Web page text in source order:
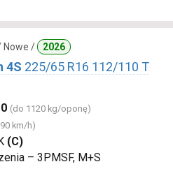
Nowe / 2026
4S 225/65 R16 112/110 T
(do 1120 kg/oponę)
km/h)
(C)
– 3PMSF, M+S